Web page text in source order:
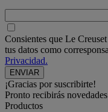
Consientes que Le
tus datos como
Privacidad.
¡Gracias por suscribirte!
Pronto recibirás
Productos